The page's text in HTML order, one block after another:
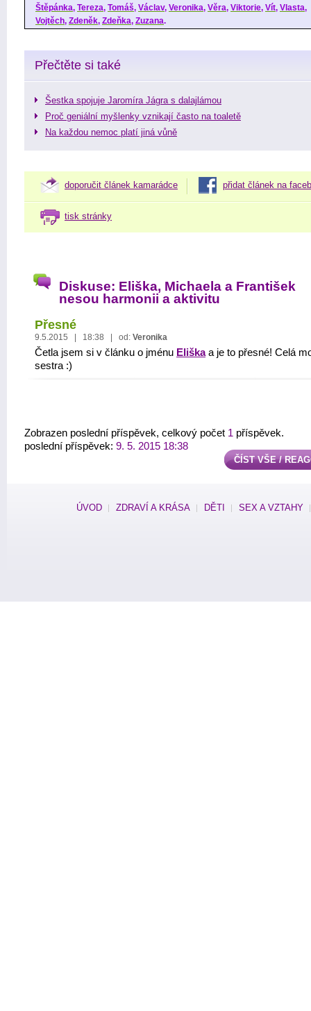
Štěpánka, Tereza, Tomáš, Václav, Veronika, Věra, Viktorie, Vít, Vlasta,
Vojtěch, Zdeněk, Zdeňka, Zuzana.
Přečtěte si také
Šestka spojuje Jaromíra Jágra s dalajlámou
Proč geniální myšlenky vznikají často na toaletě
Na každou nemoc platí jiná vůně
doporučit článek kamarádce přidat článek na
tisk stránky
Diskuse: Eliška, Michaela a František
nesou harmonii a aktivitu
Přesné
9.5.2015 | 18:38 | od: Veronika
Četla jsem si v článku o jménu Eliškaa je to přesné! Celá
sestra :)
Zobrazen poslední příspěvek, celkový počet 1 příspěvek.
poslední příspěvek: 9. 5. 2015 18:38
ČÍST VŠE /
ÚVOD ZDRAVÍ A KRÁSA DĚTI SEX A VZTAHY